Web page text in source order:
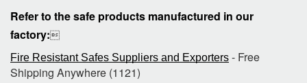
Refer to the safe products manufactured in our
factory:
Fire Resistant Safes Suppliers and Exporters - Free
Shipping Anywhere (1121)